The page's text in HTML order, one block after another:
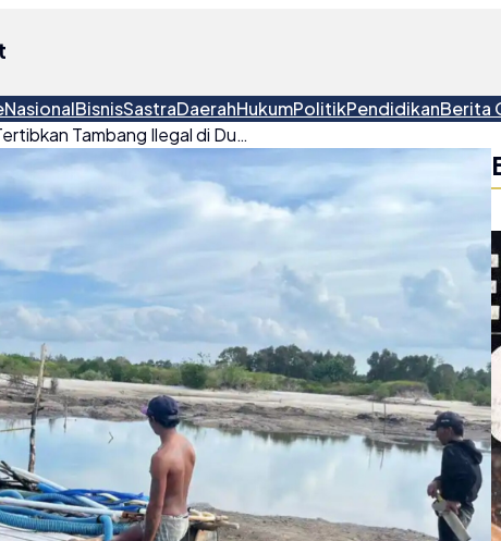
NasionalBisnisSastraDaerahHukumPolitikPendidikanBerita
Polsek Membalong Tertibkan Tambang Ilegal di Dusun Ulim, Hutan Mangrove Rusak Parah